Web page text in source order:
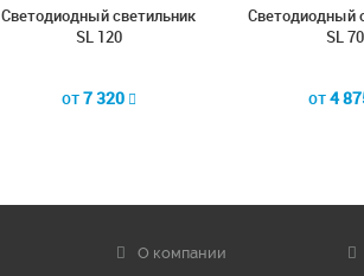
Светодиодный светильник
SL 120
от7 320
Светодиодный
SL 70
от4
О компании